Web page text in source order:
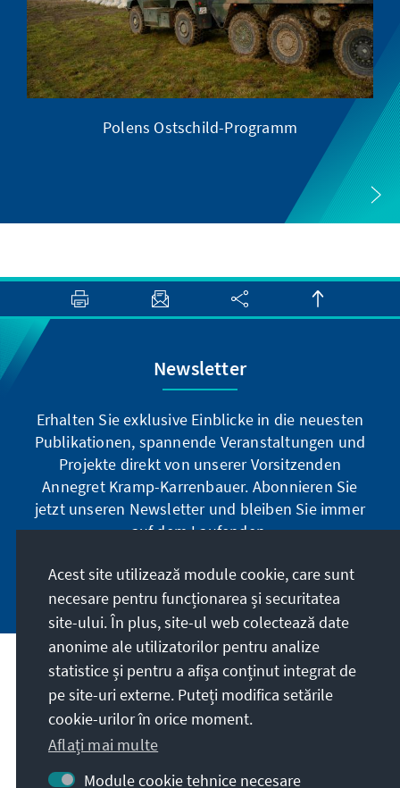
Polens Ostschild-Programm
Newsletter
Erhalten Sie exklusive Einblicke in die neuesten
Publikationen, spannende Veranstaltungen und
Projekte direkt von unserer Vorsitzenden
Annegret Kramp-Karrenbauer. Abonnieren Sie
jetzt unseren Newsletter und bleiben Sie immer
auf dem Laufenden.
Jetzt abonnieren
Misiunea noastră
Contact
Alte oferte ale fundației
Acest site utilizează module cookie, care sunt
necesare pentru funcționarea și securitatea
site-ului. În plus, site-ul web colectează date
anonime ale utilizatorilor pentru analize
statistice și pentru a afișa conținut integrat de
pe site-uri externe. Puteți modifica setările
cookie-urilor în orice moment.
Aflați mai multe
Module cookie tehnice necesare